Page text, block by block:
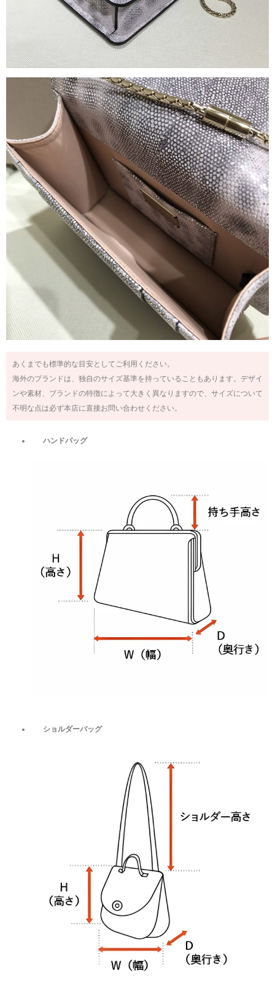
あくまでも標準的な目安としてご利用ください。
海外のブランドは、独自のサイズ基準を持っていることもあります。デザイ
ンや素材、ブランドの特徴によって大きく異なりますので、サイズについて
不明な点は必ず本店に直接お問い合わせください。
ハンドバッグ
ショルダーバッグ